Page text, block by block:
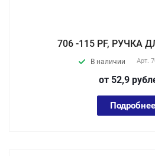
706 -115 PF, РУЧКА
В наличии Арт.
от 52,9 руб
Подробнее